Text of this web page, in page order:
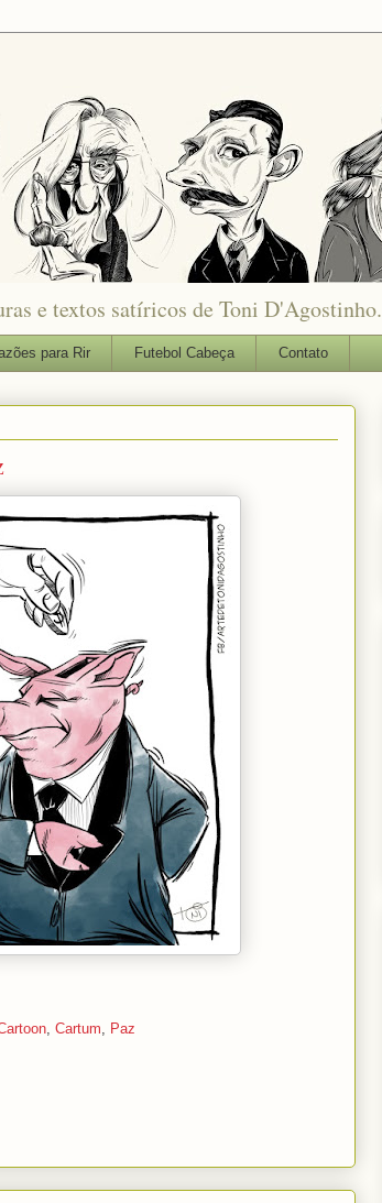
e textos satíricos de Toni D'Agostinho.
para Rir Futebol Cabeça Contato
Cartum Paz